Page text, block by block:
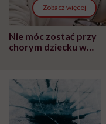
Zobacz więcej
Nie móc zostać przy
chorym dziecku w
może chyba tylko
głupota i brak
wyobraźni"